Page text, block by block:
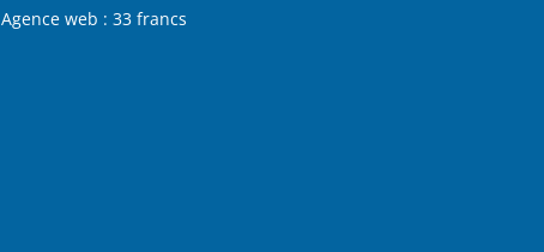
Agence web : 33 francs